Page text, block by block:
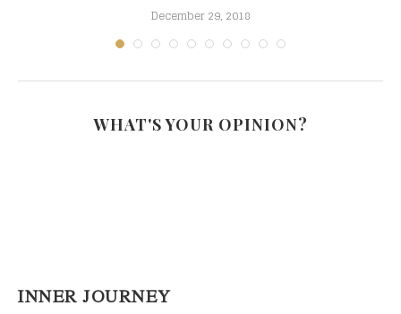
December 29, 2018
WHAT'S YOUR OPINION?
INNER JOURNEY